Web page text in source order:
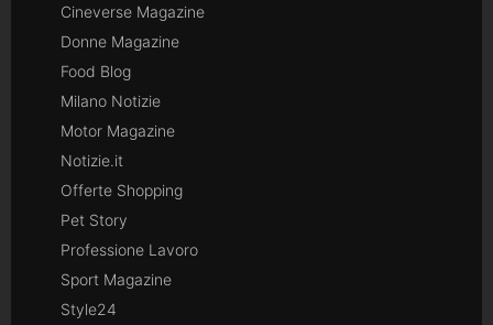
Cineverse Magazine
Donne Magazine
Food Blog
Milano Notizie
Motor Magazine
Notizie.it
Offerte Shopping
Pet Story
Professione Lavoro
Sport Magazine
Style24